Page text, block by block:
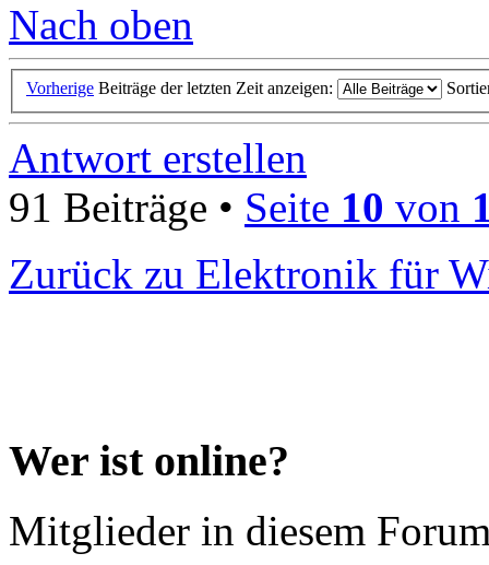
Nach oben
Vorherige Beiträge der letzten Zeit anzeigen:
Antwort erstellen
91 Beiträge • Seite 10 von
Zurück zu Elektronik für
Wer ist online?
Mitglieder in diesem